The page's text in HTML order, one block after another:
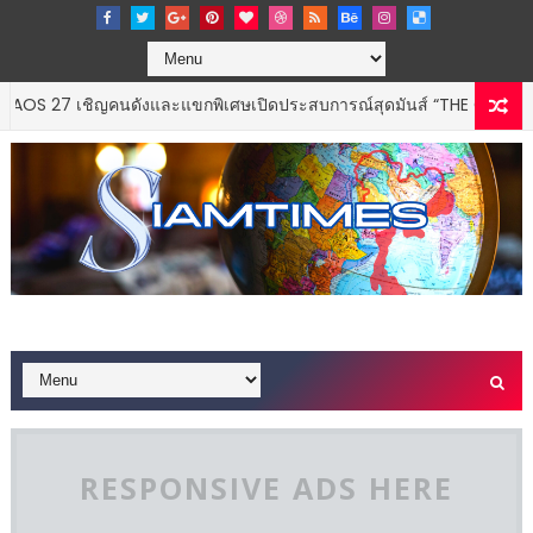
นดังและแขกพิเศษเปิดประสบการณ์สุดมันส์ “THE CODECHAOS
RESPONSIVE ADS HERE